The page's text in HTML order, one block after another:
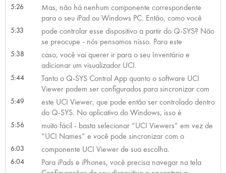
5:26
Mas, não há nenhum componente correspondente
para o seu iPad ou Windows PC. Então, como você
5:33
pode controlar esse dispositivo a partir do Q-SYS? Não
se preocupe - nós pensamos nisso. Para este
5:38
caso, você vai querer ir para o seu Inventário e
adicionar um visualizador UCI.
5:44
Tanto o Q-SYS Control App quanto o software UCI
Viewer podem ser configurados para sincronizar com
5:49
este UCI Viewer, que pode então ser controlado dentro
do Q-SYS. No aplicativo do Windows, isso é
5:56
muito fácil - basta selecionar “UCI Viewers” ​​em vez de
“UCI Names” e você pode sincronizar com o
6:03 componente UCI Viewer de sua escolha.
6:04
Para iPads e iPhones, você precisa navegar na tela